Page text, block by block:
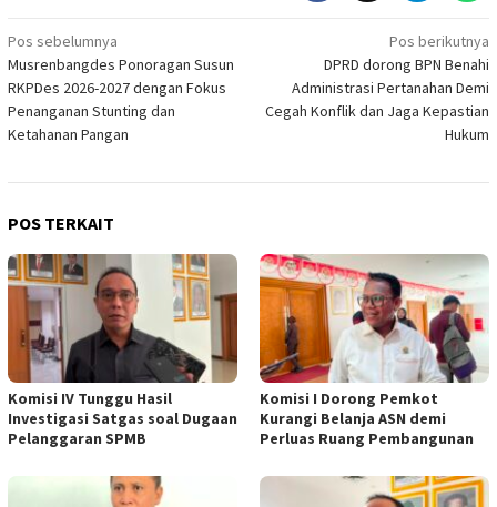
Navigasi
pos
Pos sebelumnya
Musrenbangdes Ponoragan Susun
RKPDes 2026-2027 dengan Fokus
Penanganan Stunting dan
Ketahanan Pangan
Pos berikutnya
DPRD dorong BPN Benahi
Administrasi Pertanahan Demi
Cegah Konflik dan Jaga Kepastian
Hukum
POS TERKAIT
Komisi IV Tunggu Hasil
Investigasi Satgas soal Dugaan
Pelanggaran SPMB
Komisi I Dorong Pemkot
Kurangi Belanja ASN demi
Perluas Ruang Pembangunan